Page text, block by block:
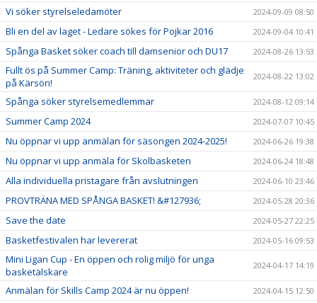
Vi söker styrelseledamöter 2024-09-09 08:50
Bli en del av laget - Ledare sökes för Pojkar 2016 2024-09-04 10:41
Spånga Basket söker coach till damsenior och DU17 2024-08-26 13:53
Fullt ös på Summer Camp: Träning, aktiviteter och glädje
på Kärsön!
2024-08-22 13:02
Spånga söker styrelsemedlemmar 2024-08-12 09:14
Summer Camp 2024 2024-07-07 10:45
Nu öppnar vi upp anmälan för säsongen 2024-2025! 2024-06-26 19:38
Nu öppnar vi upp anmäla för Skolbasketen 2024-06-24 18:48
Alla individuella pristagare från avslutningen 2024-06-10 23:46
PROVTRÄNA MED SPÅNGA BASKET! &#127936; 2024-05-28 20:36
Save the date 2024-05-27 22:25
Basketfestivalen har levererat 2024-05-16 09:53
Mini Ligan Cup - En öppen och rolig miljö för unga
basketälskare
2024-04-17 14:19
Anmälan för Skills Camp 2024 är nu öppen! 2024-04-15 12:50